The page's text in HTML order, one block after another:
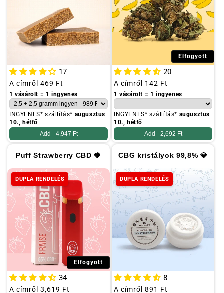
17
Szokásos
ár
A címről 469 Ft
1 vásárolt = 1 ingyenes
INGYENES* szállítás* augusztus
10., hétfő
Add - 4,947 Ft
Elfogyott
20
Szokásos
ár
A címről 142 Ft
1 vásárolt = 1 ingyenes
INGYENES* szállítás* augusztus
10., hétfő
Add - 2,692 Ft
Puff Strawberry CBD 🍓
DUPLA RENDELÉS
Elfogyott
34
Szokásos
A címről 3,619 Ft
CBG kristályok 99,8% 💎
DUPLA RENDELÉS
8
Szokásos
A címről 891 Ft